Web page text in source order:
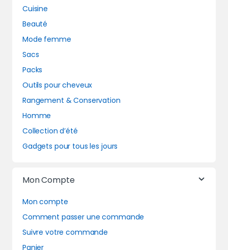
Cuisine
Beauté
Mode femme
Sacs
Packs
Outils pour cheveux
Rangement & Conservation
Homme
Collection d’été
Gadgets pour tous les jours
Mon Compte
Mon compte
Comment passer une commande
Suivre votre commande
Panier